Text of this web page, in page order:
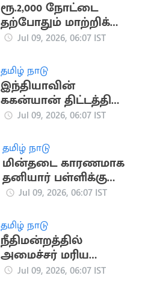
ரூ.2,000 நோட்டை
தற்போதும் மாற்றிக்
கொள்ளலாம்.. ரிசர்வ்
Jul 09, 2026, 06:07 IST
தமிழ் நாடு
இந்தியாவின்
ககன்யான் திட்டத்தில்
ஆஸ்திரேலியா
Jul 09, 2026, 06:07 IST
தமிழ் நாடு
மின்தடை காரணமாக
தனியார் பள்ளிக்கு
விடுமுறை அறிவிப்பு
Jul 09, 2026, 06:07 IST
தமிழ் நாடு
நீதிமன்றத்தில்
அமைச்சர் மரிய
வில்சன் ஆஜராக
Jul 09, 2026, 06:07 IST